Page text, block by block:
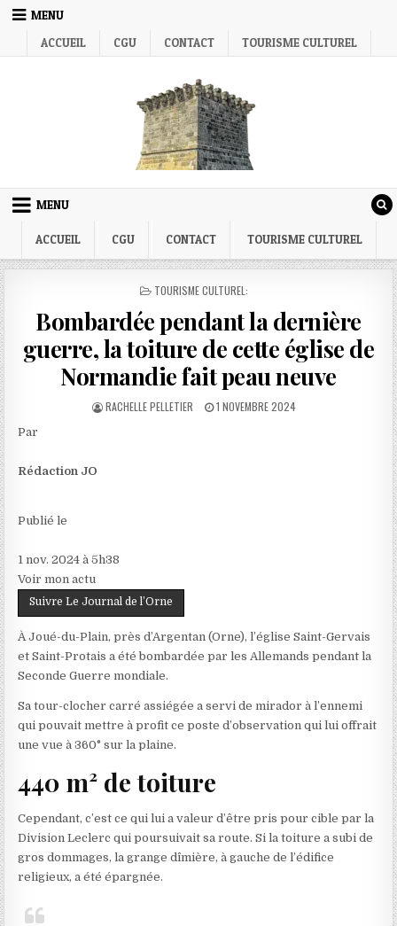
Skip
content
MENU
ACCUEIL
CGU CONTACT TOURISME CULTUREL
MENU
ACCUEIL CGU CONTACT TOURISME CULTUREL
POSTED
TOURISME CULTUREL:
Bombardée pendant la dernière
guerre, la toiture de cette église de
Normandie fait peau neuve
AUTHOR:
RACHELLE PELLETIER
PUBLISHED
1 NOVEMBRE 2024
Par
Rédaction JO
Publié le
1 nov. 2024 à 5h38
Voir mon actu
Suivre Le Journal de l’Orne
À Joué-du-Plain, près d’Argentan (Orne), l’église Saint-Gervais
et Saint-Protais a été bombardée par les Allemands pendant la
Seconde Guerre mondiale.
Sa tour-clocher carré assiégée a servi de mirador à l’ennemi
qui pouvait mettre à profit ce poste d’observation qui lui offrait
une vue à 360° sur la plaine.
440 m² de toiture
Cependant, c’est ce qui lui a valeur d’être pris pour cible par la
Division Leclerc qui poursuivait sa route. Si la toiture a subi de
gros dommages, la grange dîmière, à gauche de l’édifice
religieux, a été épargnée.